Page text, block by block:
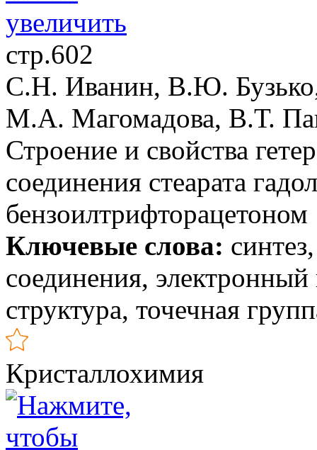
стр.602
С.Н. Иванин, В.Ю.
М.А. Магомадова, В.Т.
Строение и свойства
соединения стеарата
бензоилтрифторацетоном
Ключевые слова:
соединения,
структура, точечная
Кристаллохимия